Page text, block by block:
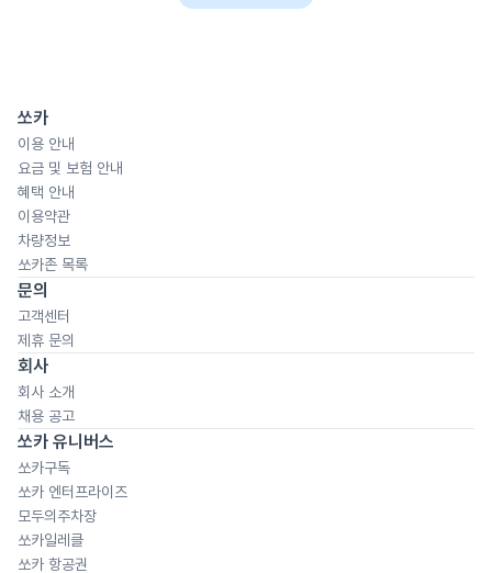
쏘카
이용 안내
요금 및 보험 안내
혜택 안내
이용약관
차량정보
쏘카존 목록
문의
고객센터
제휴 문의
회사
회사 소개
채용 공고
쏘카 유니버스
쏘카구독
쏘카 엔터프라이즈
모두의주차장
쏘카일레클
쏘카 항공권